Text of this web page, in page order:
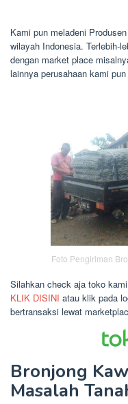
Kami pun meladeni
wilayah Indonesia. Terlebih-
dengan market place
lainnya perusahaan kami
Foto Pengiriman
Silahkan check aja toko
KLIK DISINI atau klik pada
bertransaksi lewat
Bronjong
Masalah